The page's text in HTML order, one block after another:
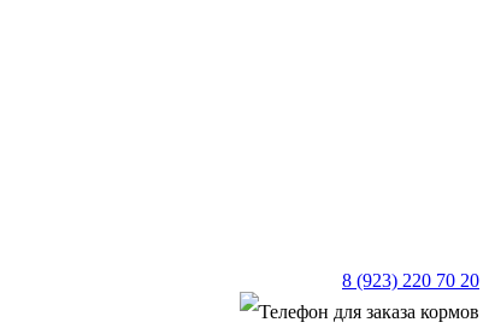
8 (923) 220 70 20